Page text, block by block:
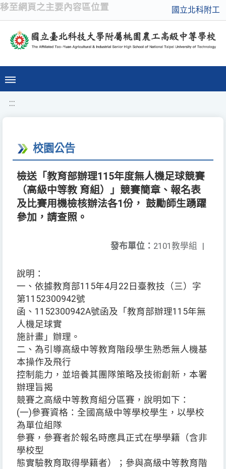
移至網頁之主要內容區位置 國立北科附工
:::
校園公告
檢送「教育部辦理115年度無人機足球競賽
（高級中等教 育組）」競賽簡章、報名表
及比賽用機檢核辦法各1份， 鼓勵師生踴躍
參加，請查照。
發布單位： 2101教學組 |
說明：
一、依據教育部115年4月22日臺教技（三）字
第1152300942號
函、1152300942A號函及「教育部辦理115年無
人機足球實
施計畫」辦理。
二、為引導高級中等教育階段學生熟悉無人機基
本操作及飛行
控制能力，並培養其團隊策略及技術創新，本署
辦理旨揭
競賽之高級中等教育組分區賽，說明如下：
(一)參賽資格：全國高級中等學校學生，以學校
為單位組隊
參賽，參賽者於報名時應具正式在學學籍（含非
學校型
態實驗教育取得學籍者）；參與高級中等教育階